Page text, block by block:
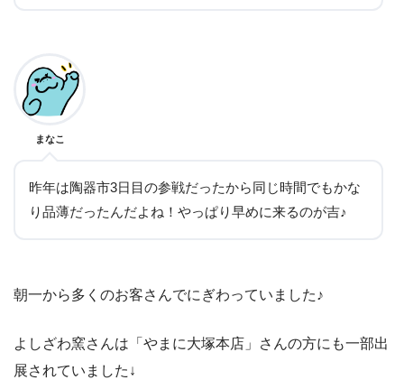
まなこ
昨年は陶器市3日目の参戦だったから同じ時間でもかな
り品薄だったんだよね！やっぱり早めに来るのが吉♪
朝一から多くのお客さんでにぎわっていました♪
よしざわ窯さんは「やまに大塚本店」さんの方にも一部出
展されていました↓